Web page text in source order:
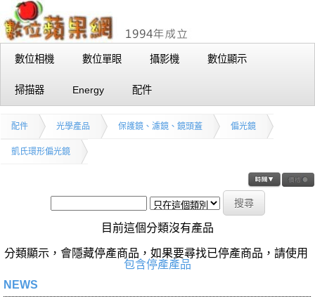
數位相機 數位單眼 攝影機 數位顯示
掃描器 Energy 配件
配件 光學產品 保護鏡、濾鏡、鏡頭蓋 偏光鏡
凱氏環形偏光鏡
目前這個分類沒有產品
分類顯示，會隱藏停產商品，如果要尋找已停產商品，請使用
包含停產產品
NEWS